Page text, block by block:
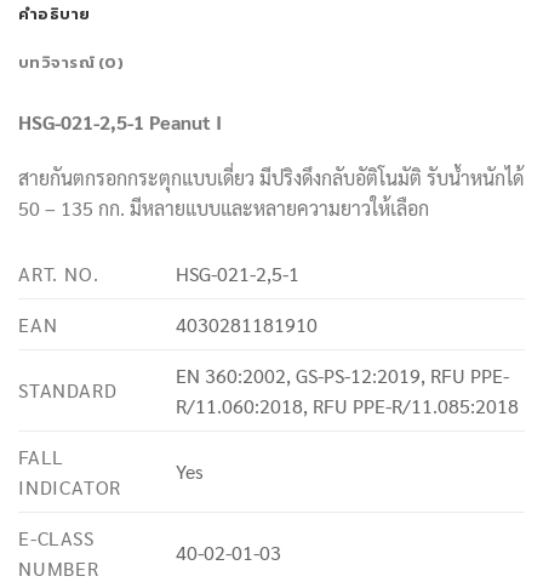
คำอธิบาย
บทวิจารณ์ (0)
HSG-021-2,5-1 Peanut I
สายกันตกรอกกระตุกแบบเดี่ยว มีปริงดึงกลับอัติโนมัติ รับน้ำหนักได้
50 – 135 กก. มีหลายแบบและหลายความยาวให้เลือก
ART. NO.
HSG-021-2,5-1
EAN
4030281181910
STANDARD
EN 360:2002, GS-PS-12:2019, RFU PPE-
R/11.060:2018, RFU PPE-R/11.085:2018
FALL
INDICATOR
Yes
E-CLASS
NUMBER
40-02-01-03